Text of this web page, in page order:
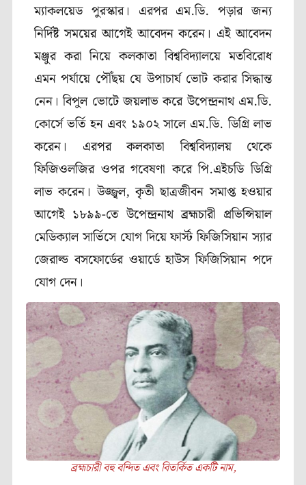
ম্যাকলয়েড পুরস্কার। এরপর এম.ডি. পড়ার জন্য
নির্দিষ্ট সময়ের আগেই আবেদন করেন। এই আবেদন
মঞ্জুর করা নিয়ে কলকাতা বিশ্ববিদ্যালয়ে মতবিরোধ
এমন পর্যায়ে পৌঁছয় যে উপাচার্য ভোট করার সিদ্ধান্ত
নেন। বিপুল ভোটে জয়লাভ করে উপেন্দ্রনাথ এম.ডি.
কোর্সে ভর্তি হন এবং ১৯০২ সালে এম.ডি. ডিগ্রি লাভ
করেন। এরপর কলকাতা বিশ্ববিদ্যালয় থেকে
ফিজিওলজির ওপর গবেষণা করে পি.এইচডি ডিগ্রি
লাভ করেন। উজ্জ্বল, কৃতী ছাত্রজীবন সমাপ্ত হওয়ার
আগেই ১৮৯৯-তে উপেন্দ্রনাথ ব্রহ্মচারী প্রভিন্সিয়াল
মেডিক্যাল সার্ভিসে যোগ দিয়ে ফার্স্ট ফিজিসিয়ান স্যার
জেরাল্ড বসফোর্ডের ওয়ার্ডে হাউস ফিজিসিয়ান পদে
যোগ দেন।
ব্রহ্মচারী বহু বন্দিত এবং বিতর্কিত একটি নাম,